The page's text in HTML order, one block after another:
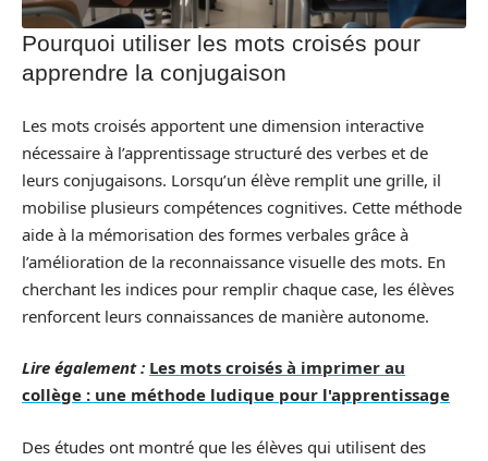
Pourquoi utiliser les mots croisés pour
apprendre la conjugaison
Les mots croisés apportent une dimension interactive
nécessaire à l’apprentissage structuré des verbes et de
leurs conjugaisons. Lorsqu’un élève remplit une grille, il
mobilise plusieurs compétences cognitives. Cette méthode
aide à la mémorisation des formes verbales grâce à
l’amélioration de la reconnaissance visuelle des mots. En
cherchant les indices pour remplir chaque case, les élèves
renforcent leurs connaissances de manière autonome.
Lire également : Les mots croisés à imprimer au
collège : une méthode ludique pour l'apprentissage
Des études ont montré que les élèves qui utilisent des